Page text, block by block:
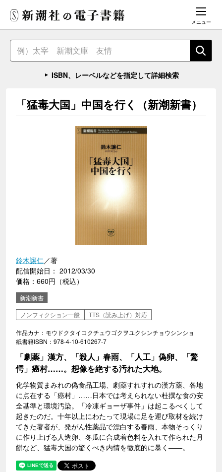
メニュー
ISBN、レーベルなどを指定して詳細検索
「猛毒大国」中国を行く（新潮新書）
鈴木譲仁／著
配信開始日： 2012/03/30
価格：660円（税込）
新潮新書
ノンフィクション一般
TTS（読み上げ）対応
作品カナ：モウドクタイコクチュウゴクヲユクシンチョウシンショ
紙書籍ISBN：978-4-10-610267-7
「劇薬」漢方、「殺人」春雨、「人工」偽卵、「驚
愕」癌村……。想像を絶する汚れた大地。
化学物質まみれの偽食品工場、劇薬すれすれの漢方薬、各地
に点在する「癌村」……日本では考えられない杜撰な食の安
全基準と環境汚染。「冷凍ギョーザ事件」は起こるべくして
起きたのだ。十年以上にわたって現場に足を運び取材を続け
てきた著者が、発がん性薬品で漂白する春雨、本物そっくり
に作り上げる人造卵、冬瓜に合成着色料を入れて作られた月
餅など、猛毒大国の驚くべき内情を徹底的に暴く――。